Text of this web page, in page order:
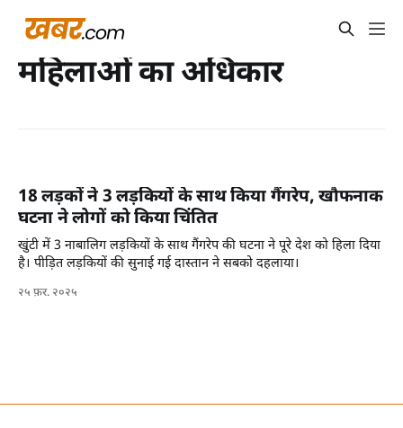
महिलाओं का अधिकार
18 लड़कों ने 3 लड़कियों के साथ किया गैंगरेप, खौफनाक
घटना ने लोगों को किया चिंतित
खुंटी में 3 नाबालिग लड़कियों के साथ गैंगरेप की घटना ने पूरे देश को हिला दिया
है। पीड़ित लड़कियों की सुनाई गई दास्तान ने सबको दहलाया।
२५ फ़र. २०२५